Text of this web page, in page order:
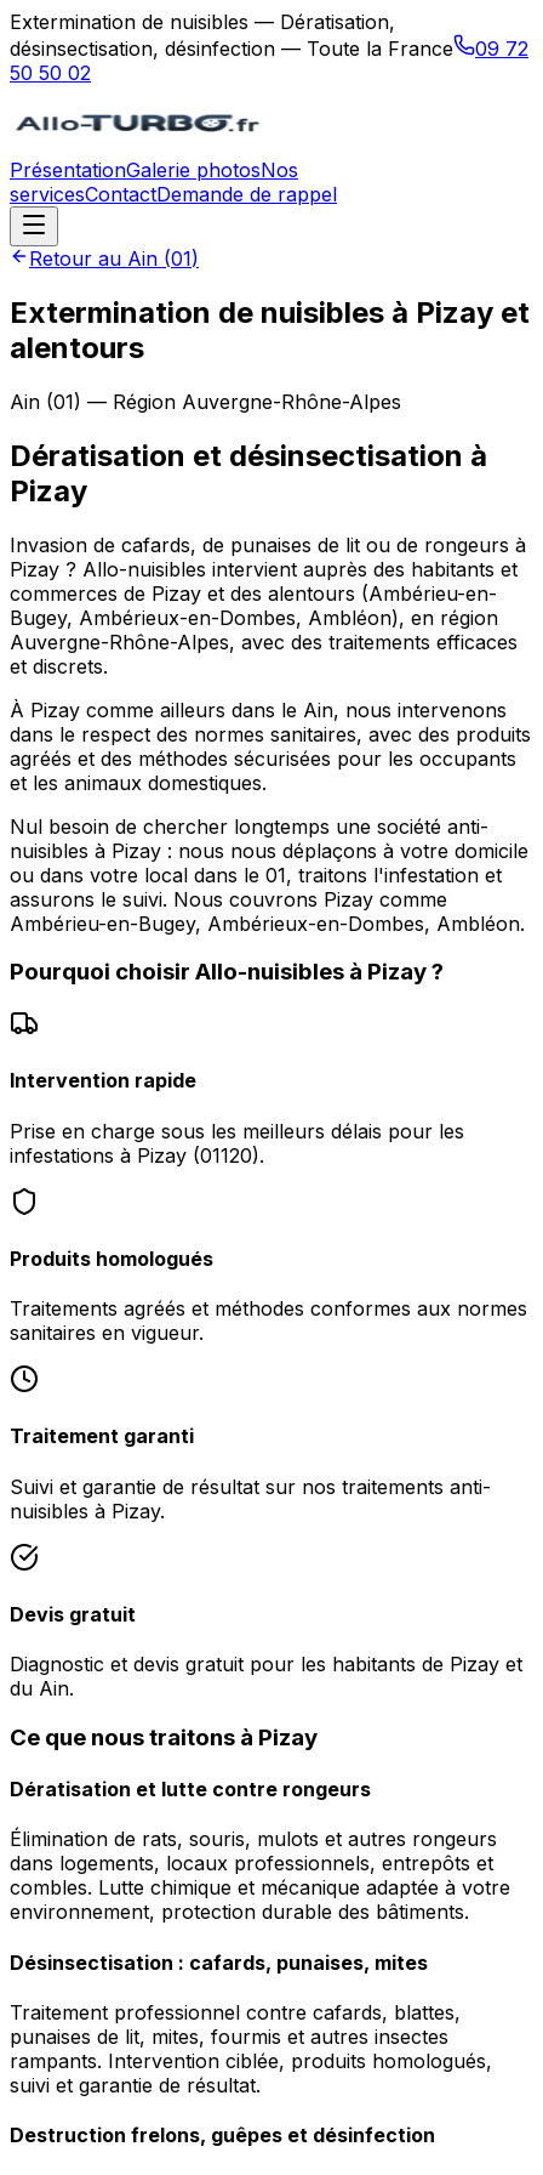
Extermination de nuisibles — Dératisation,
désinsectisation, désinfection — Toute la France
09 72
50 50 02
PrésentationGalerie photosNos
servicesContactDemande de rappel
Retour au Ain (01)
Extermination de nuisibles à Pizay et
alentours
Ain (01) — Région Auvergne-Rhône-Alpes
Dératisation et désinsectisation à
Pizay
Invasion de cafards, de punaises de lit ou de rongeurs à
Pizay ? Allo-nuisibles intervient auprès des habitants et
commerces de Pizay et des alentours (Ambérieu-en-
Bugey, Ambérieux-en-Dombes, Ambléon), en région
Auvergne-Rhône-Alpes, avec des traitements efficaces
et discrets.
À Pizay comme ailleurs dans le Ain, nous intervenons
dans le respect des normes sanitaires, avec des produits
agréés et des méthodes sécurisées pour les occupants
et les animaux domestiques.
Nul besoin de chercher longtemps une société anti-
nuisibles à Pizay : nous nous déplaçons à votre domicile
ou dans votre local dans le 01, traitons l'infestation et
assurons le suivi. Nous couvrons Pizay comme
Ambérieu-en-Bugey, Ambérieux-en-Dombes, Ambléon.
Pourquoi choisir Allo-nuisibles à Pizay?
Intervention rapide
Prise en charge sous les meilleurs délais pour les
infestations à Pizay (01120).
Produits homologués
Traitements agréés et méthodes conformes aux normes
sanitaires en vigueur.
Traitement garanti
Suivi et garantie de résultat sur nos traitements anti-
nuisibles à Pizay.
Devis gratuit
Diagnostic et devis gratuit pour les habitants de Pizay et
du Ain.
Ce que nous traitons à Pizay
Dératisation et lutte contre rongeurs
Élimination de rats, souris, mulots et autres rongeurs
dans logements, locaux professionnels, entrepôts et
combles. Lutte chimique et mécanique adaptée à votre
environnement, protection durable des bâtiments.
Désinsectisation : cafards, punaises, mites
Traitement professionnel contre cafards, blattes,
punaises de lit, mites, fourmis et autres insectes
rampants. Intervention ciblée, produits homologués,
suivi et garantie de résultat.
Destruction frelons, guêpes et désinfection